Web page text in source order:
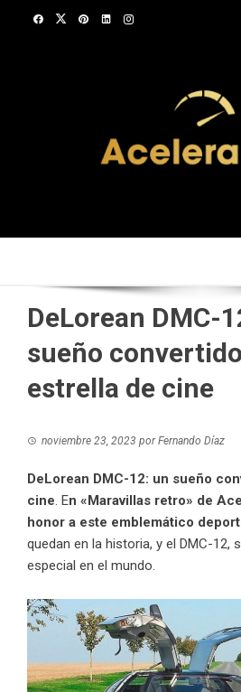
DeLorean DMC-
sueño
estrella de cine
noviembre 23, 2023 porFernando Díaz
DeLorean DMC-12: un sueño
cine. En «Maravillas retro» de
honor a este emblemático
quedan en la historia, y el DMC-12,
especial en el mundo.